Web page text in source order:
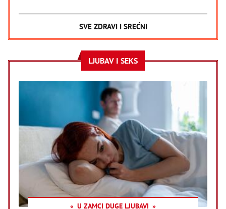
SVE ZDRAVI I SREĆNI
LJUBAV I SEKS
U ZAMCI DUGE LJUBAVI